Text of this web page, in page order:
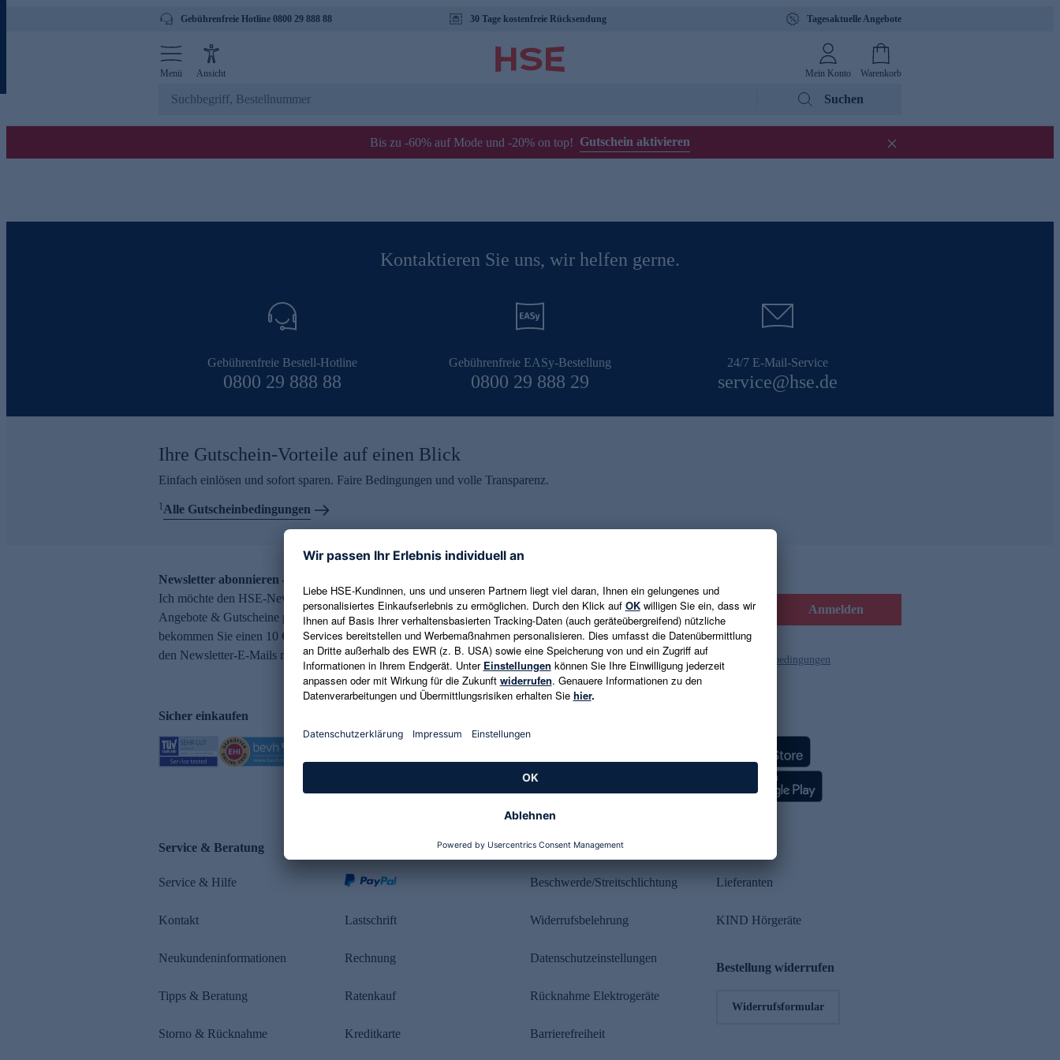
Gebührenfreie Hotline 0800 29 888 88 30 Tage kostenfreie Rücksendung Tagesaktuelle Angebote
Menü Ansicht Mein Konto Warenkorb
Suchen
Bis zu -60% auf Mode und -20% on top! Gutschein aktivieren
Kontaktieren Sie uns, wir helfen gerne.
Gebührenfreie Bestell-Hotline
0800 29 888 88
Gebührenfreie EASy-Bestellung
0800 29 888 29
24/7 E-Mail-Service
service@hse.de
Ihre Gutschein-Vorteile auf einen Blick
Einfach einlösen und sofort sparen. Faire Bedingungen und volle Transparenz.
1Alle Gutscheinbedingungen
Newsletter abonnieren – 10 € Gutschein erhalten
Ich möchte den HSE-Newsletter abonnieren und aktuelle Trends,
Angebote & Gutscheine per E-Mail erhalten. Als Dankeschön
bekommen Sie einen 10 € Gutschein. Eine Abmeldung ist jederzeit in
den Newsletter-E-Mails möglich.
E-Mail-Adresse eingeben Anmelden
Es gelten die Datenschutzrichtlinien und die Gutscheinbedingungen
Sicher einkaufen
Service & Beratung
Service & Hilfe
Kontakt
Neukundeninformationen
Tipps & Beratung
Storno & Rücknahme
Lastschrift
Rechnung
Ratenkauf
Kreditkarte
Rechtliches
Beschwerde/Streitschlichtung
Widerrufsbelehrung
Datenschutzeinstellungen
Rücknahme Elektrogeräte
Barrierefreiheit
Lieferanten
KIND Hörgeräte
Bestellung widerrufen
Widerrufsformular